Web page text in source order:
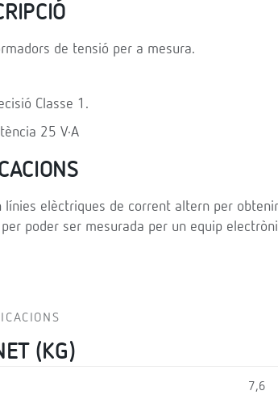
de tensió per a mesura.
Classe 1.
25 V·A
línies elèctriques de corrent altern per
poder ser mesurada per un equip
(KG)
7,6